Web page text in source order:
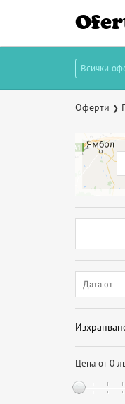
Всички
Оферти ❯
Цена от 0